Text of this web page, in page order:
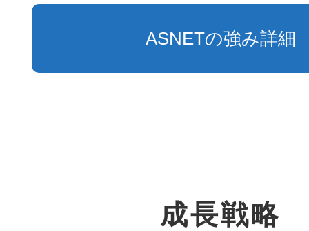
ASNETの強み詳細
成長戦略